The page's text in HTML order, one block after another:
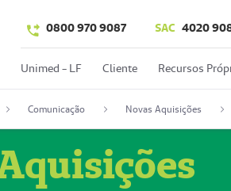
0800 970 9087 SAC 4020
Unimed - LF Cliente Recursos
Comunicação Novas Aquisições